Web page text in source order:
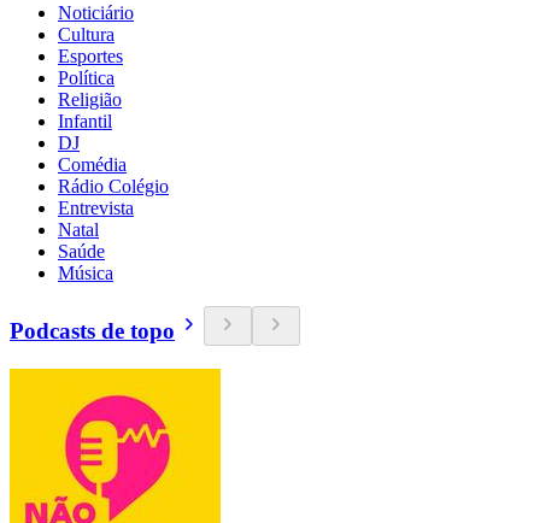
Noticiário
Cultura
Esportes
Política
Religião
Infantil
DJ
Comédia
Rádio Colégio
Entrevista
Natal
Saúde
Música
Podcasts de topo